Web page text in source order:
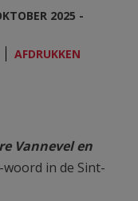
2025 -
AFDRUKKEN
Vannevel en
in de Sint-